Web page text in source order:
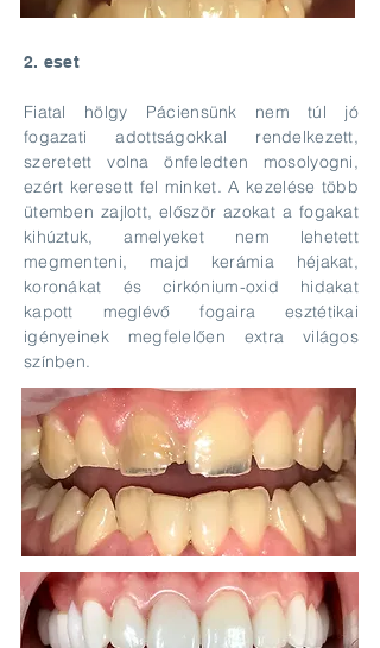
2. eset
Fiatal hölgy Páciensünk nem túl jó
fogazati adottságokkal rendelkezett,
szeretett volna önfeledten mosolyogni,
ezért keresett fel minket. A kezelése több
ütemben zajlott, először azokat a fogakat
kihúztuk, amelyeket nem lehetett
megmenteni, majd kerámia héjakat,
koronákat és cirkónium-oxid hidakat
kapott meglévő fogaira esztétikai
igényeinek megfelelően extra világos
színben.